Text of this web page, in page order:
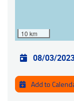
10 km
Practical info
08/03/
Add to